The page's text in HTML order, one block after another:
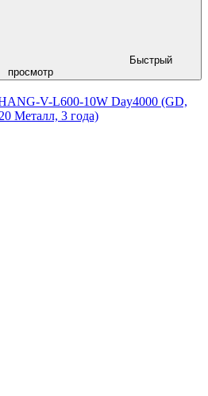
Быстрый
просмотр
V-L600-10W Day4000 (GD,
Металл, 3 года)